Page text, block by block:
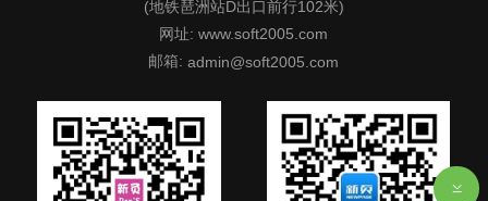
(地铁琶洲站D出口前行102米)
网址: www.soft2005.com
邮箱:admin@soft2005.com